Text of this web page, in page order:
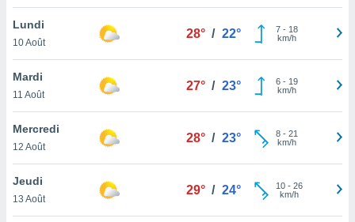
ou
le
ainsi
un
la
du
Lundi
10 Août
28° / 22° 7- 18
km/h
Mardi
11 Août
27° / 23° 6- 19
km/h
Mercredi
12 Août
28° / 23° 8- 21
km/h
Jeudi
13 Août
29° / 24° 10- 26
km/h